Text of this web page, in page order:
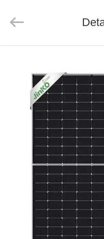
PRODUK
VIDEO
TENTANG
WISATA
PABRIK
LTD.